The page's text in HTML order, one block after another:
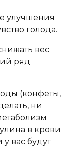
улучшения
голода.
вес
ряд
(конфеты,
ни
в крови
у вас будут